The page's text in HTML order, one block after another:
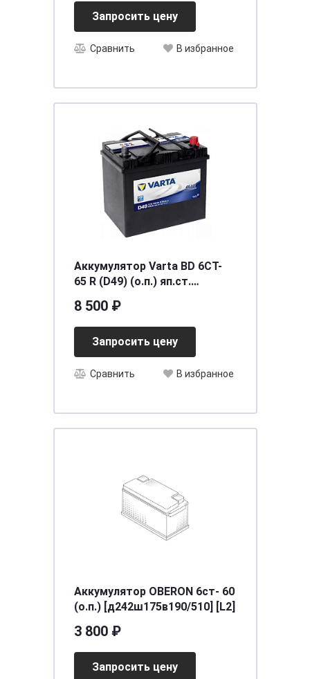
Запросить цену
Сравнить В избранное
Аккумулятор Varta BD 6CT-
65 R (D49) (о.п.) яп.ст.
8 500 ₽
Запросить цену
Сравнить В избранное
Аккумулятор OBERON 6ст- 60
(о.п.) [д242ш175в190/510] [L2]
3 800 ₽
Запросить цену